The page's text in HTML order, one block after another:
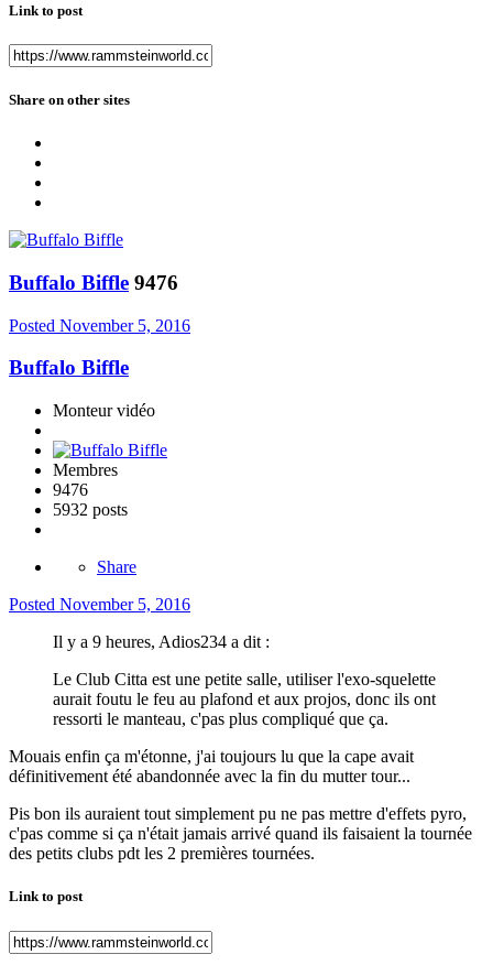
Link to post
Share on other sites
Buffalo Biffle 9476
Posted November 5, 2016
Buffalo Biffle
Monteur vidéo
Membres
9476
5932 posts
Share
Posted November 5, 2016
Il y a 9 heures, Adios234 a dit :
Le Club Citta est une petite salle, utiliser l'exo-squelette
aurait foutu le feu au plafond et aux projos, donc ils ont
ressorti le manteau, c'pas plus compliqué que ça.
Mouais enfin ça m'étonne, j'ai toujours lu que la cape avait
définitivement été abandonnée avec la fin du mutter tour...
Pis bon ils auraient tout simplement pu ne pas mettre d'effets pyro,
c'pas comme si ça n'était jamais arrivé quand ils faisaient la tournée
des petits clubs pdt les 2 premières tournées.
Link to post